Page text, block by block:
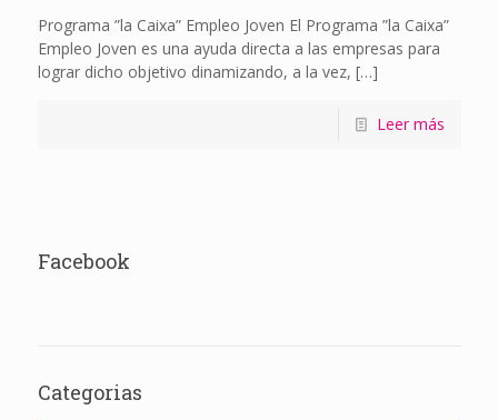
Programa ”la Caixa” Empleo Joven El Programa ”la Caixa”
Empleo Joven es una ayuda directa a las empresas para
lograr dicho objetivo dinamizando, a la vez, […]
Leer más
Facebook
Categorias